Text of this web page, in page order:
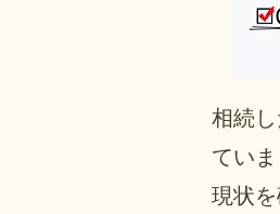
相続
てい
現状